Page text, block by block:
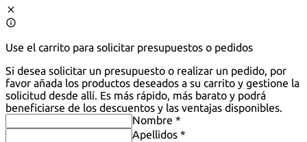
Use el carrito para solicitar presupuestos o pedidos
Si desea solicitar un presupuesto o realizar un pedido, por
favor añada los productos deseados a su carrito y gestione la
solicitud desde allí. Es más rápido, más barato y podrá
beneficiarse de los descuentos y las ventajas disponibles.
Nombre *
Apellidos *